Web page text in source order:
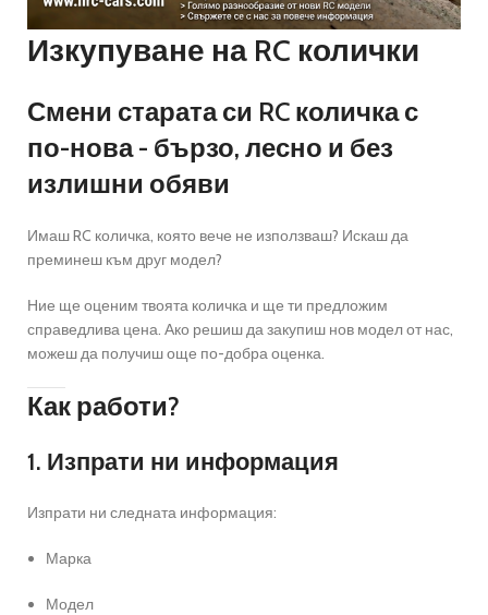
Изкупуване на RC колички
Смени старата си RC количка с
по-нова - бързо, лесно и без
излишни обяви
Имаш RC количка, която вече не използваш? Искаш да
преминеш към друг модел?
Ние ще оценим твоята количка и ще ти предложим
справедлива цена. Ако решиш да закупиш нов модел от нас,
можеш да получиш още по-добра оценка.
Как работи?
1. Изпрати ни информация
Изпрати ни следната информация:
Марка
Модел